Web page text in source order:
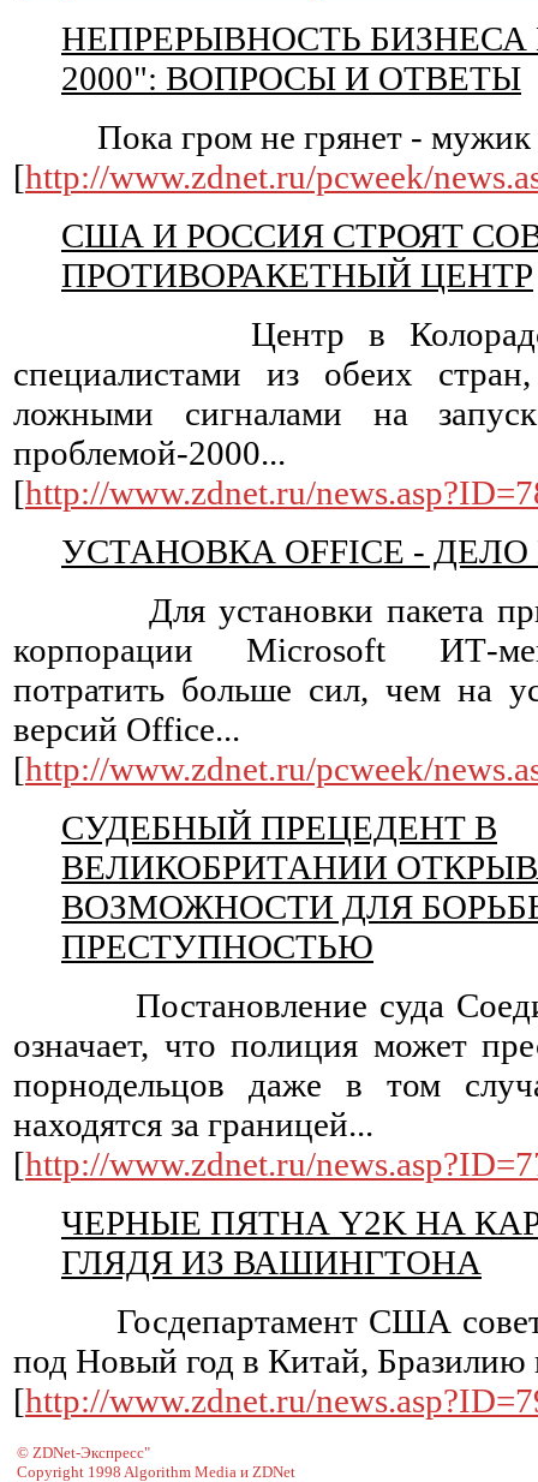
НЕПРЕРЫВНОСТЬ
2000": ВОПРОСЫ И ОТВЕТЫ
Пока гром не грянет - мужик
[http://www.zdnet.ru/pcweek/
США И РОССИЯ СТРОЯТ
ПРОТИВОРАКЕТНЫЙ ЦЕНТР
Центр в Колорадо,
специалистами из обеих
ложными сигналами на
проблемой-2000...
[http://www.zdnet.ru/
УСТАНОВКА OFFICE -
Для установки пакета
корпорации Microsoft ИТ-
потратить больше сил, чем на
версий Office...
[http://www.zdnet.ru/pcweek/
СУДЕБНЫЙ ПРЕЦЕДЕНТ В
ВЕЛИКОБРИТАНИИ
ВОЗМОЖНОСТИ ДЛЯ
ПРЕСТУПНОСТЬЮ
Постановление суда
означает, что полиция может
порнодельцов даже в том
находятся за границей...
[http://www.zdnet.ru/
ЧЕРНЫЕ ПЯТНА Y2K НА
ГЛЯДЯ ИЗ ВАШИНГТОНА
Госдепартамент США
под Новый год в Китай, Бразилию
[http://www.zdnet.ru/
© ZDNet-Экспресс"
Copyright 1998 Algorithm Media и ZDNet